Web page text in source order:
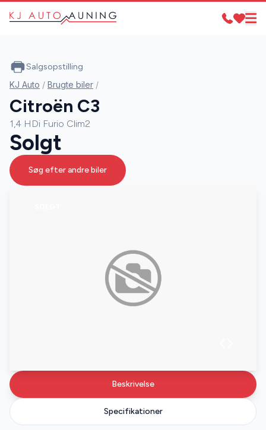
Specifikationer
Beskrivelse
Salgsopstilling
KJ Auto / Brugte biler /
Citroën C3
1,4 HDi Furio Clim2
Solgt
Søg efter andre biler